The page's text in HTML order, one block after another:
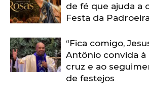
de fé que ajuda a
Festa da Padroeira
“Fica comigo,
Antônio convida à
cruz e ao
de festejos